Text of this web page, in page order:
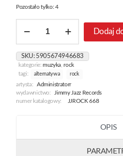
Pozostało tylko: 4
Piosenki
Kaftanie
Dodaj
SKU: 5905674946683
kategorie:muzyka,rock
tagi:
alternatywa rock
artysta:
Administratorr
wydawnictwo:
Jimmy Jazz Records
numer katalogowy:
JJROCK 668
OPIS